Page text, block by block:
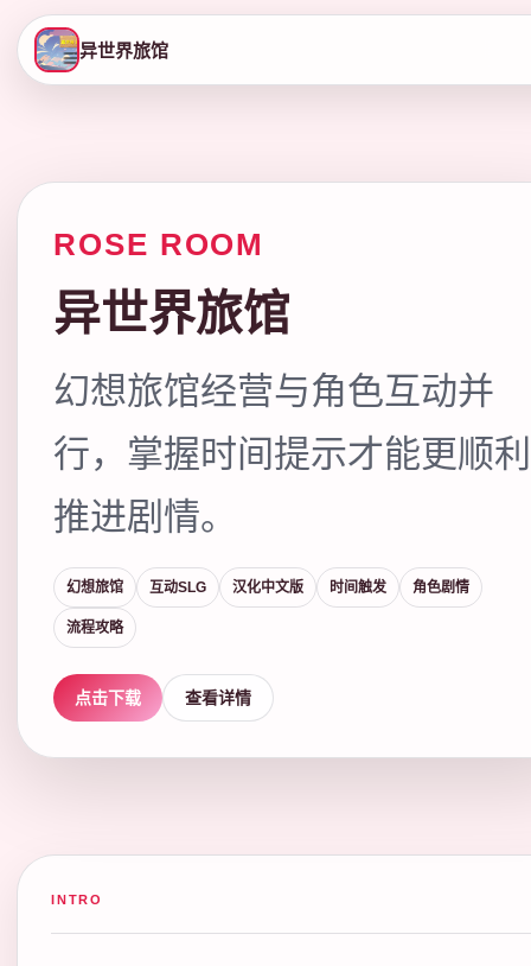
异世界旅馆
ROSE ROOM
异世界旅馆
幻想旅馆经营与角色互动并
行，掌握时间提示才能更顺利
推进剧情。
幻想旅馆 互动SLG 汉化中文版 时间触发 角色剧情
流程攻略
点击下载 查看详情
INTRO